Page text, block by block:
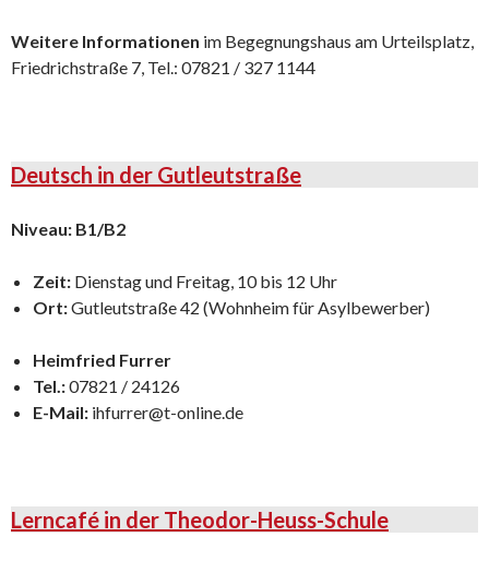
Weitere Informationen im Begegnungshaus am Urteilsplatz,
Friedrichstraße 7, Tel.: 07821 / 327 1144
Deutsch in der Gutleutstraße
Niveau: B1/B2
Zeit: Dienstag und Freitag, 10 bis 12 Uhr
Ort:Gutleutstraße 42 (Wohnheim für Asylbewerber)
Heimfried Furrer
Tel.:07821 / 24126
E-Mail: ihfurrer@t-online.de
Lerncafé in der Theodor-Heuss-Schule